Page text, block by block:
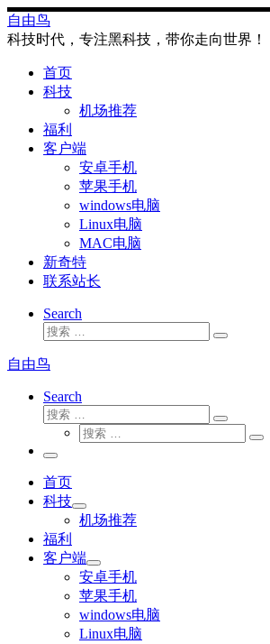
Skip
to
content
自由鸟
科技时代，专注黑科技，带你走向世界！
首页
科技
机场推荐
福利
客户端
安卓手机
苹果手机
windows电脑
Linux电脑
MAC电脑
新奇特
联系站长
Search
搜
搜
自由鸟
Search
搜
搜
索
搜
搜
主
菜
单
首页
科技
机场推荐
福利
客户端
安卓手机
苹果手机
windows电脑
Linux电脑